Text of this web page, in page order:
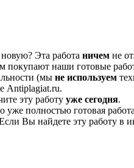
Эта работа ничем не
покупают наши готовые
(мы не используем
Аntiplagiat.ru.
эту работу уже сегодня.
уже полностью готовая
Вы найдете эту работу в